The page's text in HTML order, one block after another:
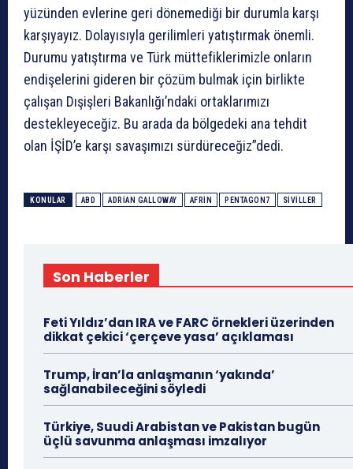
yüzünden evlerine geri dönemediği bir durumla karşı
karşıyayız. Dolayısıyla gerilimleri yatıştırmak önemli.
Durumu yatıştırma ve Türk müttefiklerimizle onların
endişelerini gideren bir çözüm bulmak için birlikte
çalışan Dışişleri Bakanlığı’ndaki ortaklarımızı
destekleyeceğiz. Bu arada da bölgedeki ana tehdit
olan İŞİD’e karşı savaşımızı sürdüreceğiz”dedi.
KONULAR ABD ADRIAN GALLOWAY AFRIN PENTAGON7 SIVILLER
Son Haberler
Feti Yıldız’dan IRA ve FARC örnekleri üzerinden
dikkat çekici ‘çerçeve yasa’ açıklaması
Trump, İran’la anlaşmanın ‘yakında’
sağlanabileceğini söyledi
Türkiye, Suudi Arabistan ve Pakistan bugün
üçlü savunma anlaşması imzalıyor